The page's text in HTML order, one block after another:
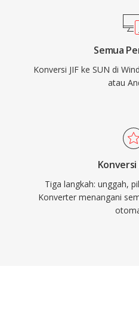
Semua
Konversi JIF ke SUN di
atau
Tiga langkah: unggah,
Konverter menangani